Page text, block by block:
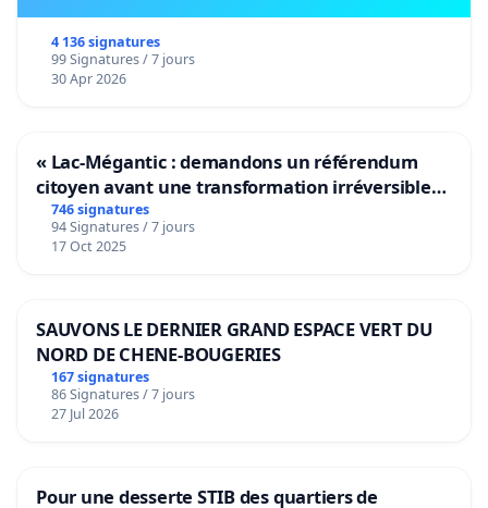
4 136 signatures
99 Signatures / 7 jours
30 Apr 2026
« Lac-Mégantic : demandons un référendum
citoyen avant une transformation irréversible
de notre territoire »
746 signatures
94 Signatures / 7 jours
17 Oct 2025
SAUVONS LE DERNIER GRAND ESPACE VERT DU
NORD DE CHENE-BOUGERIES
167 signatures
86 Signatures / 7 jours
27 Jul 2026
Pour une desserte STIB des quartiers de